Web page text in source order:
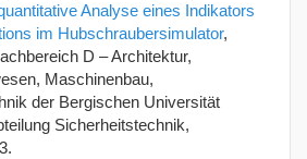
Analyse eines Indikators
im Hubschraubersimulator,
D – Architektur,
Maschinenbau,
der Bergischen Universität
Sicherheitstechnik,